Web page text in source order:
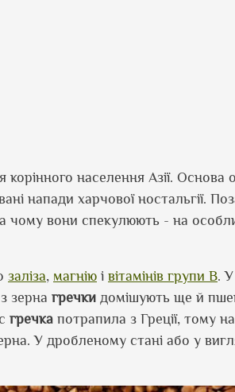
населення Азії. Основа
напади харчової ностальгії.
чому вони спекулюють - на
заліза, магнію і вітамінів групи В.
зерна гречки домішують ще й
гречка потрапила з Греції, тому
У дробленому стані або у